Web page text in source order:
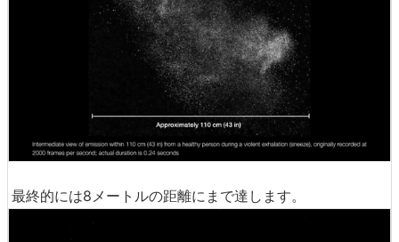
最終的には8メートルの距離にまで達します。